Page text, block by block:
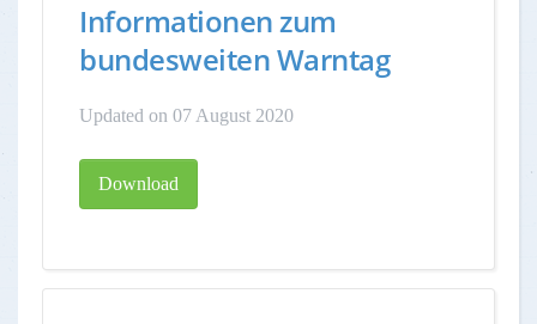
Informationen zum
bundesweiten Warntag
Updated on 07 August 2020
Download